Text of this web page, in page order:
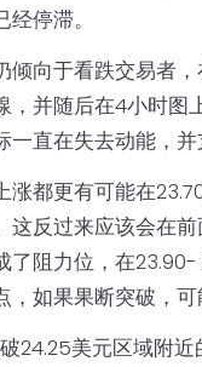
停滞。
倾向于看跌交易者
，并随后在4小时图
一直在失去动能，
涨都更有可能在
这反过来应该会在
了阻力位，在
如果果断突破，
24.25美元区域附